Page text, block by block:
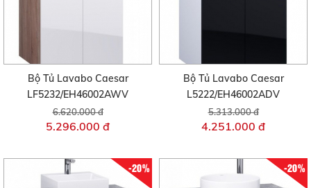
Bộ Tủ Lavabo Caesar
LF5232/EH46002AWV
6.620.000 đ
5.296.000 đ
Bộ Tủ Lavabo Caesar
L5222/EH46002ADV
5.313.000 đ
4.251.000 đ
-20% -20%